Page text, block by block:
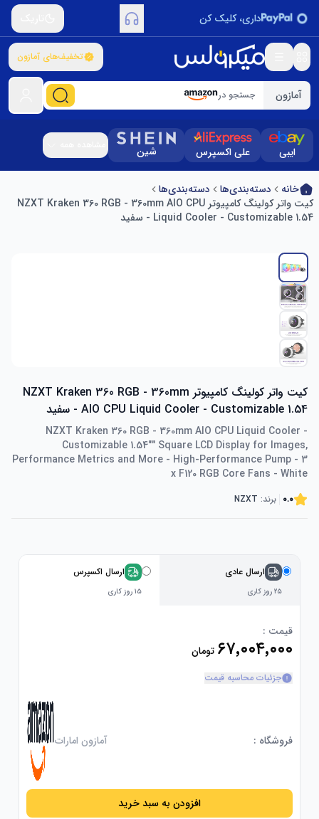
داری، کلیک کن
تخفیف‌های آمازون
آمازون جستجو در
ایبی علی اکسپرس شین
خانه دسته‌بندی‌ها
دسته‌بندی‌ها
کیت واتر کولینگ کامپیوتر NZXT Kraken 360 RGB - 360mm AIO CPU
Liquid Cooler - Customizable 1.54 - سفید
کیت واتر کولینگ کامپیوتر NZXT Kraken 360 RGB - 360mm
AIO CPU Liquid Cooler - Customizable 1.54 - سفید
NZXT Kraken 360 RGB - 360mm AIO CPU Liquid Cooler -
Customizable 1.54"" Square LCD Display for Images,
Performance Metrics and More - High-Performance Pump - 3
x F120 RGB Core Fans - White
0.0 برند: NZXT
ارسال عادی
۲۵ روز کاری
ارسال اکسپرس
۱۵ روز کاری
قیمت :
۶۷٬۰۰۴٬۰۰۰ تومان
جزئیات محاسبه قیمت
فروشگاه : آمازون امارات
افزودن به سبد خرید